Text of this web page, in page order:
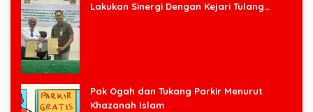
Lakukan Sinergi Dengan Kejari Tulang
Pak Ogah dan Tukang Parkir Menurut
Khazanah Islam